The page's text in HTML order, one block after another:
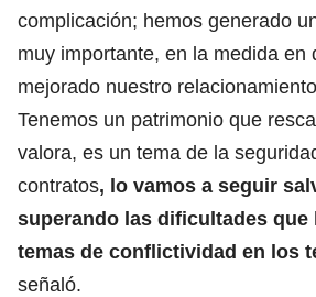
complicación; hemos generado
muy importante, en la medida en
mejorado nuestro
Tenemos un patrimonio que
valora, es un tema de la
contratos, lo vamos a seguir
superando las dificultades que
temas de conflictividad en los
señaló.